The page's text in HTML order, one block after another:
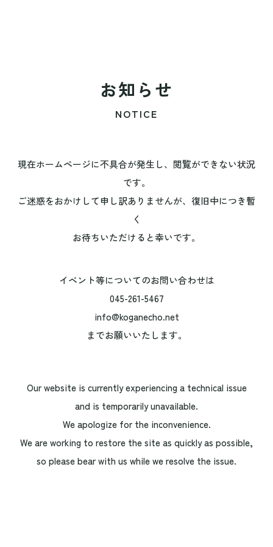
お知らせ
NOTICE
現在ホームページに不具合が発生し、閲覧ができない状況
です。
ご迷惑をおかけして申し訳ありませんが、復旧中につき暫
く
お待ちいただけると幸いです。
イベント等についてのお問い合わせは
045-261-5467
info@koganecho.net
までお願いいたします。
Our website is currently experiencing a technical issue
and is temporarily unavailable.
We apologize for the inconvenience.
We are working to restore the site as quickly as possible,
so please bear with us while we resolve the issue.